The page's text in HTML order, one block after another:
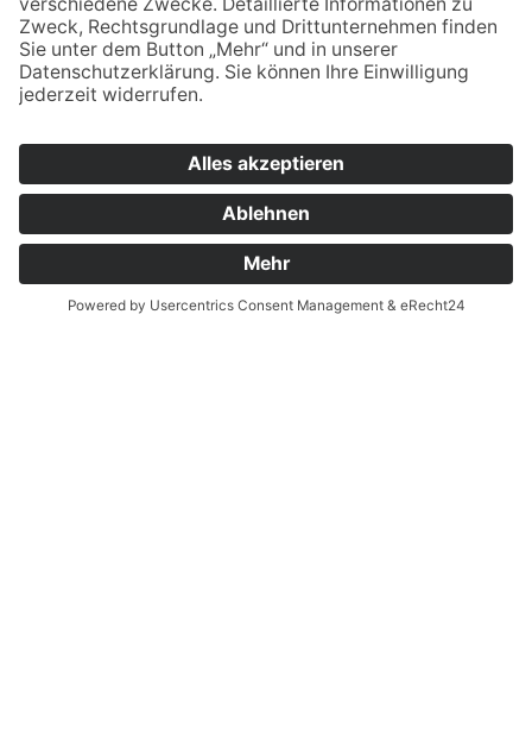
einverstanden, dass die von mir angegebenen
Daten elektronisch erhoben und gespeichert
werden. Meine Daten werden dabei nur streng
Beantwortung meiner Anfrage genutzt. Sie
können sich auch direkt per Mail an unsere
Lehrkräfte wenden:
Vornamen.Nachname@bsz2.de (Beispiel:
Franz Huber = franz.huber@bsz2.de). Unsere